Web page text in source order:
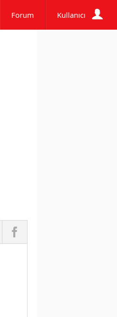
Forum Kullanıcı